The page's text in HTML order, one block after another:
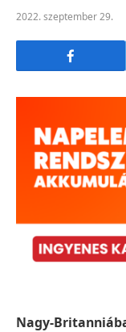
2022. szeptember 29.
Nagy-